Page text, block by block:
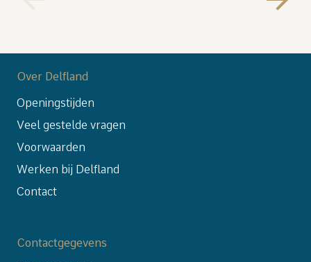
Over Delfland
Openingstijden
Veel gestelde vragen
Voorwaarden
Werken bij Delfland
Contact
Contactgegevens